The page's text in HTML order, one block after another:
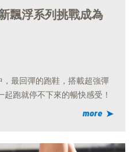
飄浮系列挑戰成為
，最回彈的跑鞋，搭載超強彈
起跑就停不下來的暢快感受！
more